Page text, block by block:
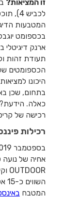
זו המציאות?
לכביש
ארנק דיגיטלי
תעודת זהות
היכונו
רכישה של
רכילות
המטבח